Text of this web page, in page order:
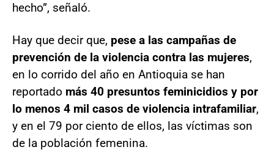
hecho”, señaló.
Hay que decir que, pese a las campañas de
prevención de la violencia contra las mujeres,
en lo corrido del año en Antioquia se han
reportado más 40 presuntos feminicidios y por
lo menos 4 mil casos de violencia intrafamiliar,
y en el 79 por ciento de ellos, las víctimas son
de la población femenina.